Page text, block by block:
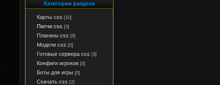
Категории раздела
Карты css [10]
Патчи css [0]
Плагины css [0]
Модели css [0]
Готовые сервера css [3]
Конфиги игроков [0]
Боты для игры [0]
Скачать css [2]